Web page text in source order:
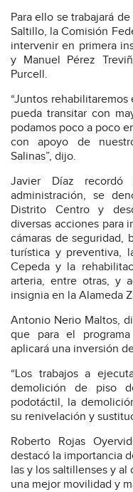
Para ello se trabajará
Saltillo, la Comisión
intervenir en primera
y Manuel Pérez
Purcell.
“Juntos
pueda transitar con
podamos poco a poco
con apoyo de
Salinas”, dijo.
Javier Díaz
administración, se
Distrito Centro y
diversas acciones para
cámaras de seguridad,
turística y preventiva,
Cepeda y la
arteria, entre otras, y
insignia en la Alameda
Antonio Nerio Maltos,
que para el
aplicará una inversión
“Los trabajos a
demolición de piso
podotáctil, la
su renivelación y
Roberto Rojas
destacó la importancia
las y los saltillenses y
una mejor movilidad y